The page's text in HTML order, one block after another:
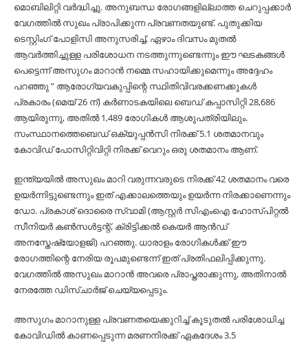
മൊബിലിറ്റി വർദ്ധിച്ചു. അനുബന്ധ രോഗങ്ങളില്ലാത്ത ചെറുപ്പക്കാർ
വേഗത്തിൽ സുഖം പ്രാപിക്കുന്ന പ്രവണതയുണ്ട്. പുതുക്കിയ
ടെസ്റ്റിംഗ് പോളിസി അനുസരിച്ച്, ഏഴാം ദിവസം മുതൽ
ആവർത്തിച്ചുള്ള പരിശോധന നടത്തുന്നുണ്ടെന്നും ഈ ഘടകങ്ങൾ
പെട്ടെന്ന് അസുഗം മാറാൻ നമ്മെ സഹായിക്കുമെന്നും അദ്ദേഹം
പറഞ്ഞു ” ആരോഗ്യവകുപ്പിന്റെ സ്ഥിതിവിവരക്കണക്കുകൾ
പ്രകാരം (മെയ് 26 ന്) കർണാടകയിലെ ബെഡ് കപ്പാസിറ്റി 28,686
ആയിരുന്നു, അതിൽ 1,489 രോഗികൾ ആശുപത്രിയിലും.
സംസ്ഥാനത്തെബെഡ് ഒക്യുപ്പൻസി നിരക്ക് 5.1 ശതമാനവും
കോവിഡ് പോസിറ്റിവിറ്റി നിരക്ക് വെറും ഒരു ശതമാനം ആണ്.
ഇന്ത്യയിൽ അസുഖം മാറി വരുന്നവരുടെ നിരക്ക് 42 ശതമാനം വരെ
ഉയർന്നിട്ടുണ്ടെന്നും ഇത് എക്കാലത്തെയും ഉയർന്ന നിരക്കാണെന്നും
ഡോ. ​​പ്രകാശ് ദൊരൈ സ്വാമി (ആസ്റ്റർ സിഎംഐ ഹോസ്പിറ്റൽ
സീനിയർ കൺസൾട്ടന്റ്, ക്രിട്ടിക്കൽ കെയർ ആൻഡ്
അനസ്തേഷ്യോളജി) പറഞ്ഞു. ധാരാളം രോഗികൾക്ക് ഈ
രോഗത്തിന്റെ നേരിയ രൂപമുണ്ടെന്ന് ഇത് പ്രതിഫലിപ്പിക്കുന്നു.
വേഗത്തിൽ അസുഖം മാറാൻ അവരെ പ്രാപ്തരാക്കുന്നു, അതിനാൽ
നേരത്തേ ഡിസ്ചാർജ് ചെയ്യപ്പെടും.
അസുഗം മാറാനുള്ള പ്രവണതയെക്കുറിച്ച് കൂടുതൽ പരിശോധിച്ച
കോവിഡിൽ കാണപ്പെടുന്ന മരണനിരക്ക് ഏകദേശം 3.5